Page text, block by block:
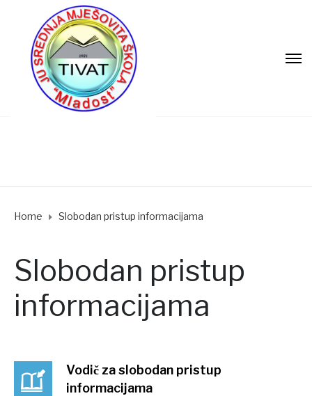
Home Slobodan pristup informacijama
Slobodan pristup
informacijama
Vodič za slobodan pristup
informacijama